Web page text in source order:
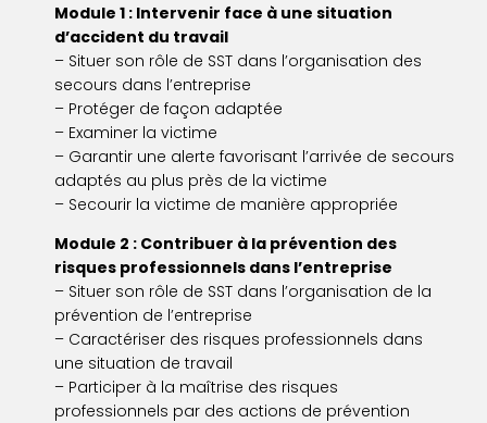
Module 1 : Intervenir face à une situation
d’accident du travail
– Situer son rôle de SST dans l’organisation des
secours dans l’entreprise
– Protéger de façon adaptée
– Examiner la victime
– Garantir une alerte favorisant l’arrivée de secours
adaptés au plus près de la victime
– Secourir la victime de manière appropriée
Module 2 : Contribuer à la prévention des
risques professionnels dans l’entreprise
– Situer son rôle de SST dans l’organisation de la
prévention de l’entreprise
– Caractériser des risques professionnels dans
une situation de travail
– Participer à la maîtrise des risques
professionnels par des actions de prévention